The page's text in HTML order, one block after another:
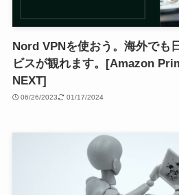
Nord VPNを使おう。海外でも
ビスが観れます。[Amazon
NEXT]
06/26/2023 01/17/2024